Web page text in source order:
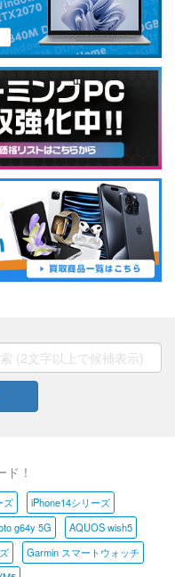
ド！
ズ
iPhone14シリーズ
g64y 5G
AQUOS wish5
Garmin スマートウォッチ